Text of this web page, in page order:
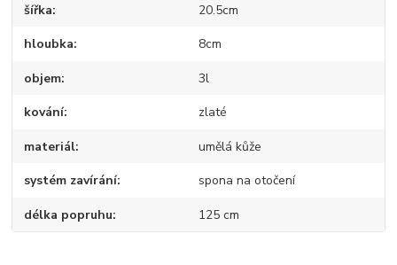
šířka 20.5cm
hloubka 8cm
objem 3l
kování zlaté
materiál umělá kůže
systém zavírání spona na otočení
délka popruhu 125 cm